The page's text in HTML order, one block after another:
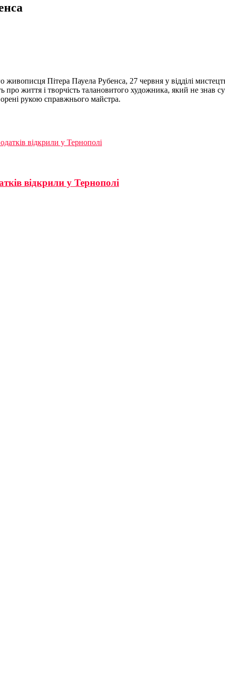
Пітера Пауела Рубенса, 27 червня у відділі
про життя і творчість талановитого художника, який не знав
рукою справжнього майстра.
відкрили у Тернополі
відкрили у Тернополі